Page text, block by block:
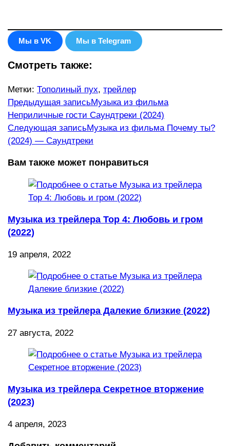
Мы в VK Мы в Telegram
Смотреть также:
Метки: Тополиный пух, трейлер
Еще
статьи
Предыдущая записьМузыка из фильма
Неприличные гости Саундтреки (2024)
Следующая записьМузыка из фильма Почему ты?
(2024) — Саундтреки
Вам также может понравиться
Музыка из трейлера Тор 4: Любовь и гром
(2022)
19 апреля, 2022
Музыка из трейлера Далекие близкие (2022)
27 августа, 2022
Музыка из трейлера Секретное вторжение
(2023)
4 апреля, 2023